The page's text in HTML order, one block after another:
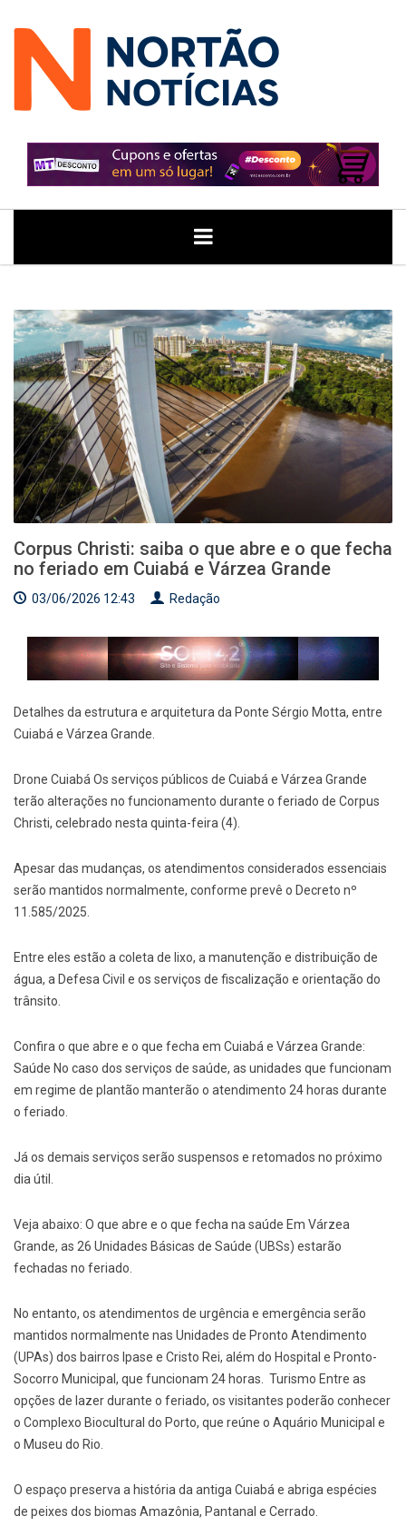
GERAL POLITICA ECONOMIA JUSTIÇA
Corpus Christi: saiba o que abre e o que fecha
no feriado em Cuiabá e Várzea Grande
03/06/2026 12:43 Redação
Detalhes da estrutura e arquitetura da Ponte Sérgio Motta, entre
Cuiabá e Várzea Grande.
Drone Cuiabá Os serviços públicos de Cuiabá e Várzea Grande
terão alterações no funcionamento durante o feriado de Corpus
Christi, celebrado nesta quinta-feira (4).
Apesar das mudanças, os atendimentos considerados essenciais
serão mantidos normalmente, conforme prevê o Decreto nº
11.585/2025.
Entre eles estão a coleta de lixo, a manutenção e distribuição de
água, a Defesa Civil e os serviços de fiscalização e orientação do
trânsito.
Confira o que abre e o que fecha em Cuiabá e Várzea Grande:
Saúde No caso dos serviços de saúde, as unidades que funcionam
em regime de plantão manterão o atendimento 24 horas durante
o feriado.
Já os demais serviços serão suspensos e retomados no próximo
dia útil.
Veja abaixo: O que abre e o que fecha na saúde Em Várzea
Grande, as 26 Unidades Básicas de Saúde (UBSs) estarão
fechadas no feriado.
No entanto, os atendimentos de urgência e emergência serão
mantidos normalmente nas Unidades de Pronto Atendimento
(UPAs) dos bairros Ipase e Cristo Rei, além do Hospital e Pronto-
Socorro Municipal, que funcionam 24 horas. ️ Turismo Entre as
opções de lazer durante o feriado, os visitantes poderão conhecer
o Complexo Biocultural do Porto, que reúne o Aquário Municipal e
o Museu do Rio.
O espaço preserva a história da antiga Cuiabá e abriga espécies
de peixes dos biomas Amazônia, Pantanal e Cerrado.